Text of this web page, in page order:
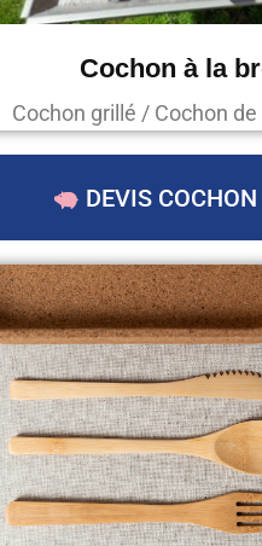
Cochon à la
Cochon grillé / Cochon
DEVIS